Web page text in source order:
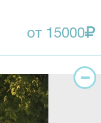
от 15000